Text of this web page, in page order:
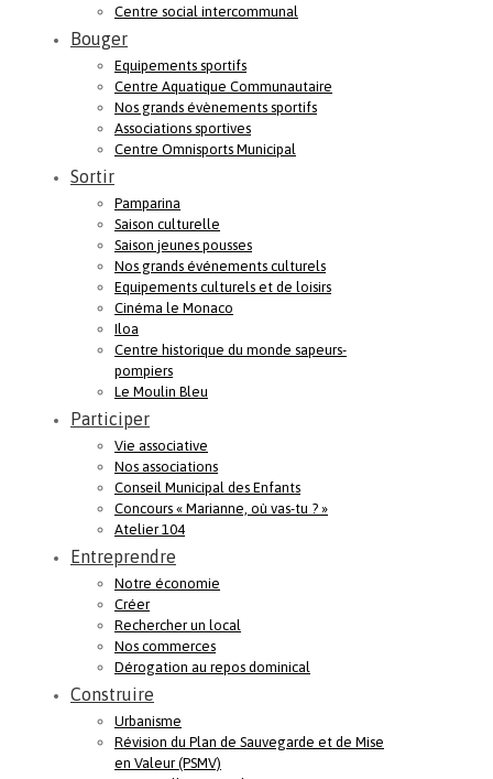
Centre social intercommunal
Bouger
Equipements sportifs
Centre Aquatique Communautaire
Nos grands évènements sportifs
Associations sportives
Centre Omnisports Municipal
Sortir
Pamparina
Saison culturelle
Saison jeunes pousses
Nos grands événements culturels
Equipements culturels et de loisirs
Cinéma le Monaco
Iloa
Centre historique du monde sapeurs-
pompiers
Le Moulin Bleu
Participer
Vie associative
Nos associations
Conseil Municipal des Enfants
Concours « Marianne, où vas-tu ? »
Atelier 104
Entreprendre
Notre économie
Créer
Rechercher un local
Nos commerces
Dérogation au repos dominical
Construire
Urbanisme
Révision du Plan de Sauvegarde et de Mise
en Valeur (PSMV)